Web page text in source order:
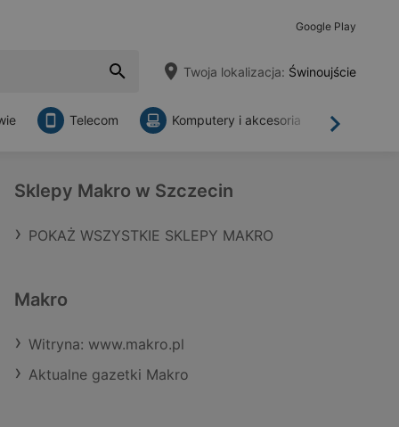
Google Play
Twoja lokalizacja: Świnoujście
Dalej
Telecom Komputery i akcesoria
Sklepy Makro w Szczecin
POKAŻ WSZYSTKIE SKLEPY MAKRO
Makro
Witryna: www.makro.pl
Aktualne gazetki Makro